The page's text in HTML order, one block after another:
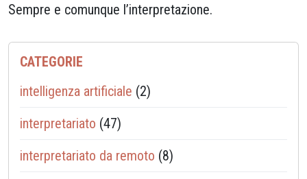
Sempre e comunque l’interpretazione.
CATEGORIE
intelligenza artificiale (2)
interpretariato (47)
interpretariato da remoto (8)